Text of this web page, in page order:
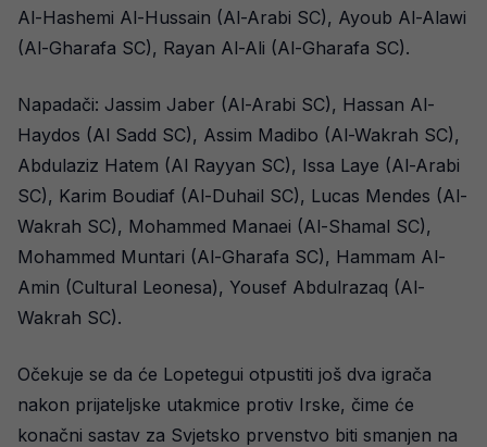
Al-Hashemi Al-Hussain (Al-Arabi SC), Ayoub Al-Alawi
(Al-Gharafa SC), Rayan Al-Ali (Al-Gharafa SC).
Napadači: Jassim Jaber (Al-Arabi SC), Hassan Al-
Haydos (Al Sadd SC), Assim Madibo (Al-Wakrah SC),
Abdulaziz Hatem (Al Rayyan SC), Issa Laye (Al-Arabi
SC), Karim Boudiaf (Al-Duhail SC), Lucas Mendes (Al-
Wakrah SC), Mohammed Manaei (Al-Shamal SC),
Mohammed Muntari (Al-Gharafa SC), Hammam Al-
Amin (Cultural Leonesa), Yousef Abdulrazaq (Al-
Wakrah SC).
Očekuje se da će Lopetegui otpustiti još dva igrača
nakon prijateljske utakmice protiv Irske, čime će
konačni sastav za Svjetsko prvenstvo biti smanjen na